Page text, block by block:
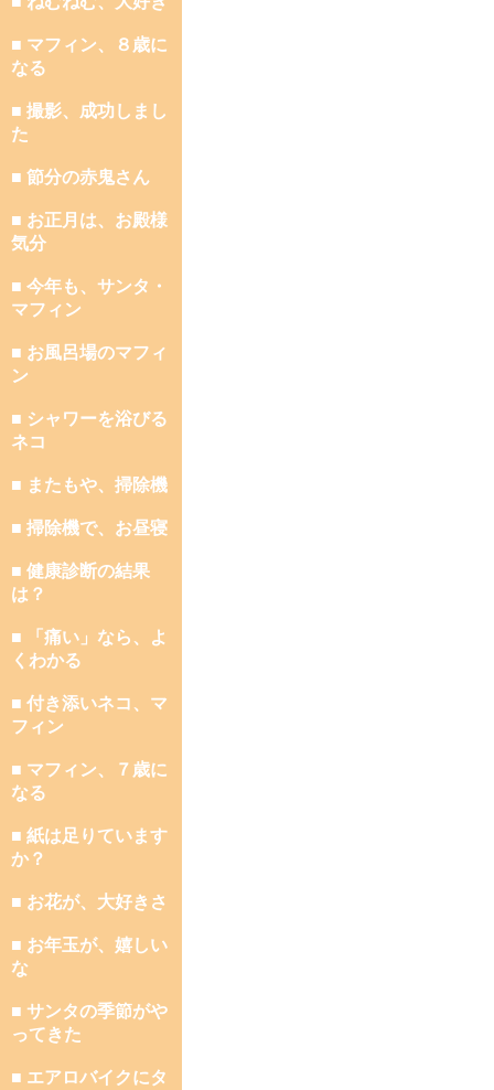
■ マフィン、８歳に
なる
■ 撮影、成功しまし
た
■ 節分の赤鬼さん
■ お正月は、お殿様
気分
■ 今年も、サンタ・
マフィン
■ お風呂場のマフィ
ン
■ シャワーを浴びる
ネコ
■ またもや、掃除機
■ 掃除機で、お昼寝
■ 健康診断の結果
は？
■ 「痛い」なら、よ
くわかる
■ 付き添いネコ、マ
フィン
■ マフィン、７歳に
なる
■ 紙は足りています
か？
■ お花が、大好きさ
■ お年玉が、嬉しい
な
■ サンタの季節がや
ってきた
■ エアロバイクにタ